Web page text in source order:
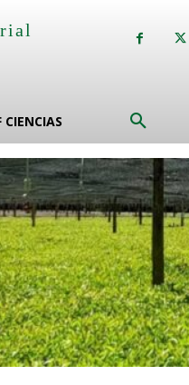
CIENCIAS